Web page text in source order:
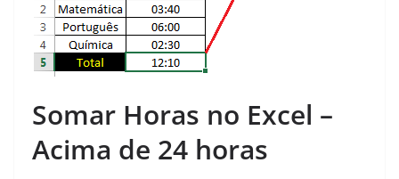
Somar Horas no Excel –
Acima de 24 horas